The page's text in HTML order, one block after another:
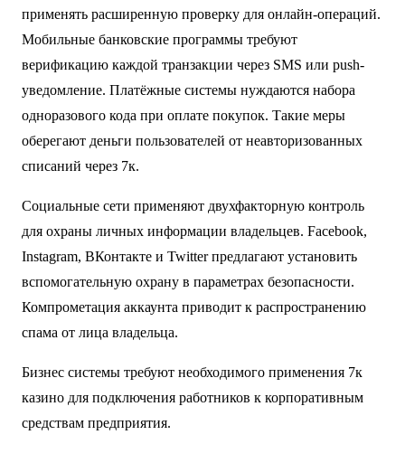
применять расширенную проверку для онлайн-операций.
Мобильные банковские программы требуют
верификацию каждой транзакции через SMS или push-
уведомление. Платёжные системы нуждаются набора
одноразового кода при оплате покупок. Такие меры
оберегают деньги пользователей от неавторизованных
списаний через 7к.
Социальные сети применяют двухфакторную контроль
для охраны личных информации владельцев. Facebook,
Instagram, ВКонтакте и Twitter предлагают установить
вспомогательную охрану в параметрах безопасности.
Компрометация аккаунта приводит к распространению
спама от лица владельца.
Бизнес системы требуют необходимого применения 7к
казино для подключения работников к корпоративным
средствам предприятия.